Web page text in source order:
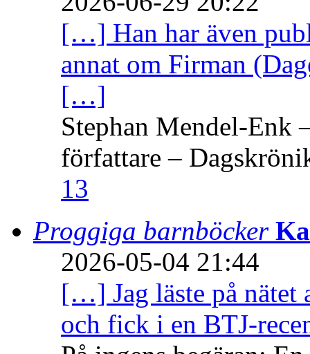
[…] Han har även
annat om Firman
[…]
Stephan Mendel-Enk
författare –
13
Proggiga barnböcker
2026-05-04 21:44
[…] Jag läste på nätet
och fick i en BTJ-